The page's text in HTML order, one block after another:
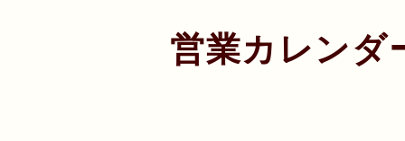
営業カレンダ